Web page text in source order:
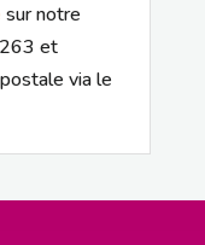
sur notre
et
via le